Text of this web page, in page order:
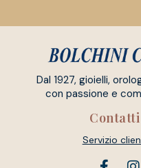
Dal 1927, gioielli,
con passione e
Contatti
Servizio